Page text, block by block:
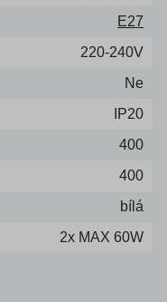
E27
220-240V
Ne
IP20
400
400
bílá
2x MAX 60W